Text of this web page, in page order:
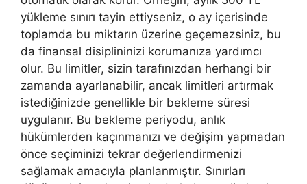
yükleme sınırı tayin ettiyseniz, o ay içerisinde
toplamda bu miktarın üzerine geçemezsiniz, bu
da finansal disiplininizi korumanıza yardımcı
olur. Bu limitler, sizin tarafınızdan herhangi bir
zamanda ayarlanabilir, ancak limitleri artırmak
istediğinizde genellikle bir bekleme süresi
uygulanır. Bu bekleme periyodu, anlık
hükümlerden kaçınmanızı ve değişim yapmadan
önce seçiminizi tekrar değerlendirmenizi
sağlamak amacıyla planlanmıştır. Sınırları